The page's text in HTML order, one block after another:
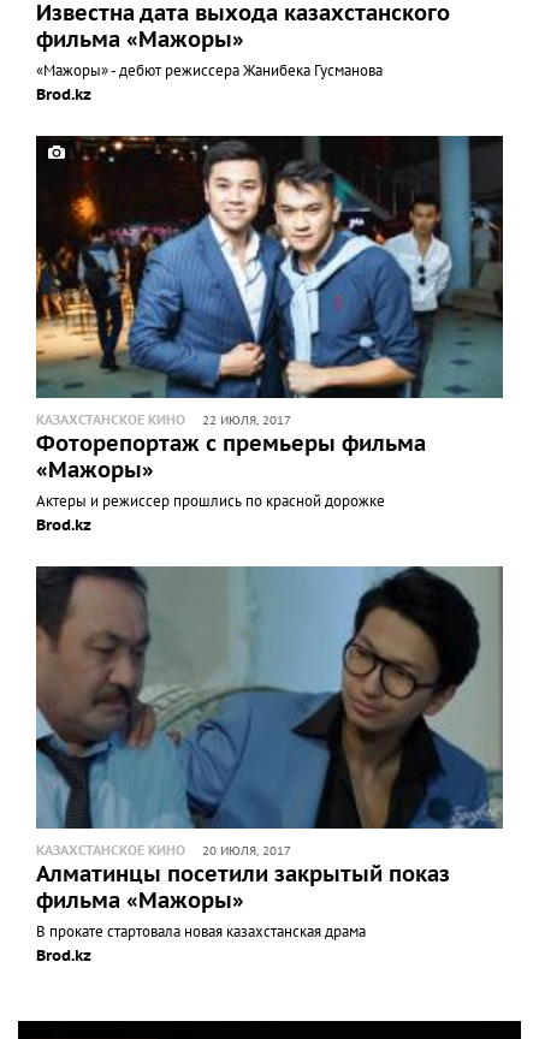
Известна дата выхода казахстанского
фильма «Мажоры»
«Мажоры» - дебют режиссера Жанибека Гусманова
Brod.kz
КАЗАХСТАНСКОЕ КИНО 22 ИЮЛЯ, 2017
Фоторепортаж с премьеры фильма
«Мажоры»
Актеры и режиссер прошлись по красной дорожке
Brod.kz
КАЗАХСТАНСКОЕ КИНО 20 ИЮЛЯ, 2017
Алматинцы посетили закрытый показ
фильма «Мажоры»
В прокате стартовала новая казахстанская драма
Brod.kz